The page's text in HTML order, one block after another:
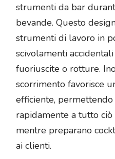
strumenti da bar
bevande. Questo
strumenti di lavoro in
scivolamenti
fuoriuscite o rotture.
scorrimento favorisce
efficiente,
rapidamente a tutto
mentre preparano
ai clienti.